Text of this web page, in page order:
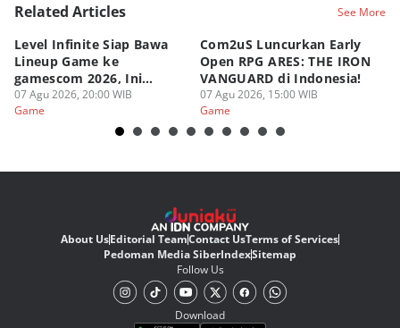
Related Articles See More
Level Infinite Siap Bawa
Lineup Game ke
gamescom 2026, Ini
Judulnya!
07 Agu 2026, 20:00 WIB
Game
Com2uS Luncurkan Early
Open RPG ARES: THE IRON
VANGUARD di Indonesia!
07 Agu 2026, 15:00 WIB
Game
About UsEditorial TeamContact UsTerms of Services
Pedoman Media SiberIndexSitemap
Follow Us
Download